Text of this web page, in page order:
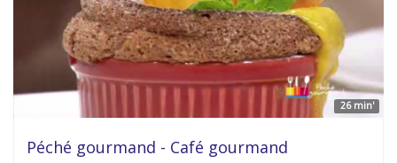
26 min'
Péché gourmand - Café gourmand